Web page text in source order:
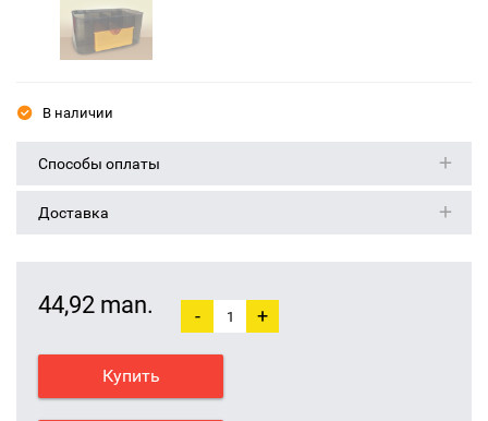
В наличии
Способы оплаты
Доставка
44,92 man. - +
Купить